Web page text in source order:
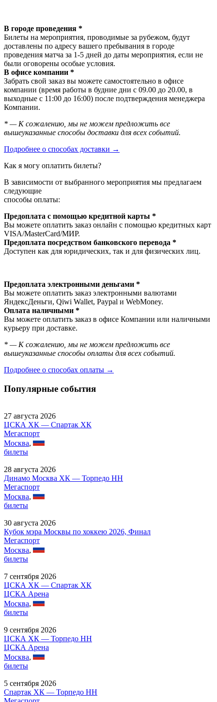
В городе проведения *
Билеты на мероприятия, проводимые за рубежом, будут
доставлены по адресу вашего пребывания в городе
проведения матча за 1-5 дней до даты мероприятия, если не
были оговорены особые условия.
В офисе компании *
Забрать свой заказ вы можете самостоятельно в офисе
компании (время работы в будние дни с 09.00 до 20.00, в
выходные с 11:00 до 16:00) после подтверждения менеджера
Компании.
* — К сожалению, мы не можем предложить все
вышеуказанные способы доставки для всех событий.
Подробнее о способах доставки →
Как я могу оплатить билеты?
В зависимости от выбранного мероприятия мы предлагаем
следующие
способы оплаты:
Предоплата с помощью кредитной карты *
Вы можете оплатить заказ онлайн с помощью кредитных карт
VISA/MasterСard/МИР.
Предоплата посредством банковского перевода *
Доступен как для юридических, так и для физических лиц.
Предоплата электронными деньгами *
Вы можете оплатить заказ электронными валютами
ЯндексДеньги, Qiwi Wallet, Paypal и WebMoney.
Оплата наличными *
Вы можете оплатить заказ в офисе Компании или наличными
курьеру при доставке.
* — К сожалению, мы не можем предложить все
вышеуказанные способы оплаты для всех событий.
Подробнее о способах оплаты →
Популярные события
27 августа 2026
ЦСКА ХК — Спартак ХК
Мегаспорт
Москва,
билеты
28 августа 2026
Динамо Москва ХК — Торпедо НН
Мегаспорт
Москва,
билеты
30 августа 2026
Кубок мэра Москвы по хоккею 2026, Финал
Мегаспорт
Москва,
билеты
7 сентября 2026
ЦСКА ХК — Спартак ХК
ЦСКА Арена
Москва,
билеты
9 сентября 2026
ЦСКА ХК — Торпедо НН
ЦСКА Арена
Москва,
билеты
5 сентября 2026
Спартак ХК — Торпедо НН